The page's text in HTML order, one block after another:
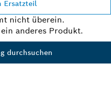
Ersatzteil
nicht überein.
anderes Produkt.
durchsuchen